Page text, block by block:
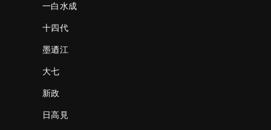
一白水成
十四代
墨迺江
大七
新政
日高見